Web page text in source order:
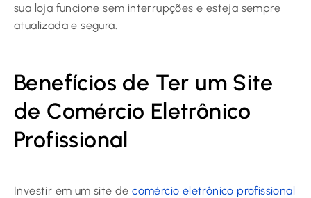
sua loja funcione sem interrupções e esteja sempre
atualizada e segura.
Benefícios de Ter um Site
de Comércio Eletrônico
Profissional
Investir em um site decomércio eletrônico profissional